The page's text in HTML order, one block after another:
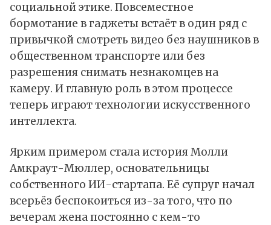
социальной этике. Повсеместное
бормотание в гаджеты встаёт в один ряд с
привычкой смотреть видео без наушников в
общественном транспорте или без
разрешения снимать незнакомцев на
камеру. И главную роль в этом процессе
теперь играют технологии искусственного
интеллекта.
Ярким примером стала история Молли
Амкраут-Мюллер, основательницы
собственного ИИ-стартапа. Её супруг начал
всерьёз беспокоиться из-за того, что по
вечерам жена постоянно с кем-то